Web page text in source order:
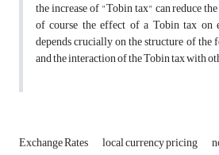
the increase of "Tobin tax" can reduce
of course the effect of a Tobin tax on
depends crucially on the structure of the
and the interaction of the Tobin tax with
Exchange Rates local currency pricing